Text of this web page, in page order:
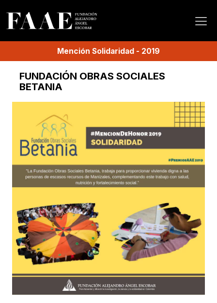
Mención Solidaridad - 2019
FUNDACIÓN OBRAS SOCIALES
BETANIA